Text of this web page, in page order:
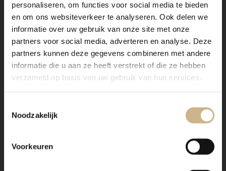
personaliseren, om functies voor social media te bieden
en om ons websiteverkeer te analyseren. Ook delen we
informatie over uw gebruik van onze site met onze
partners voor social media, adverteren en analyse. Deze
partners kunnen deze gegevens combineren met andere
informatie die u aan ze heeft verstrekt of die ze hebben
verzameld op basis van uw gebruik van hun services.
Noodzakelijk
Voorkeuren
WIL JE DEZE INSPIRATIE
DELEN?